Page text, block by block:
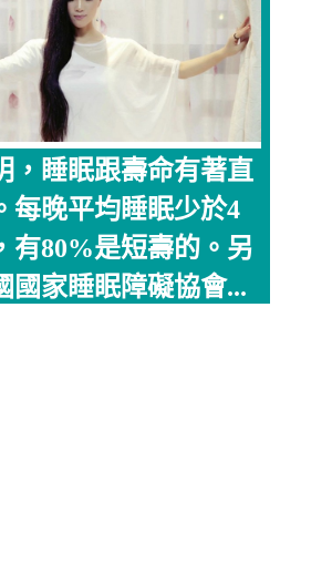
，睡眠跟壽命有著直
每晚平均睡眠少於4
有80%是短壽的。另
國家睡眠障礙協會...